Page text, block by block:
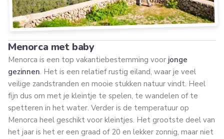
Menorca met baby
Menorca is een top vakantiebestemming voor jonge
gezinnen. Het is een relatief rustig eiland, waar je veel
veilige zandstranden en mooie stukken natuur vindt. Heel
fijn dus om met je kleintje te spelen, te wandelen of te
spetteren in het water. Verder is de temperatuur op
Menorca heel geschikt voor kleintjes. Het grootste deel van
het jaar is het er een graad of 20 en lekker zonnig, maar niet